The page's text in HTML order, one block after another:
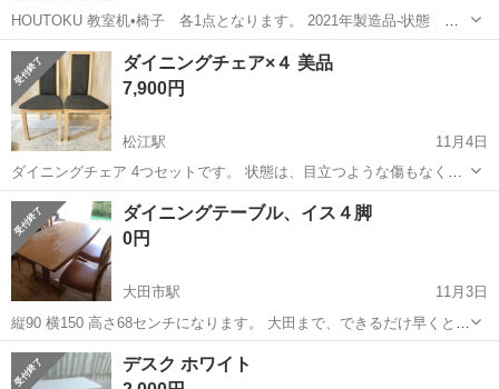
HOUTOKU 教室机•椅子 各1点となります。 2021年製造品-状態 美
品 こちらのお品物は使用感はあるものの、スレキズが少なく、目立っ
た傷や汚れはありません。 型番、サイズは写真3-4枚目に記載 よろし
くお願いいた...
島根 松江市 松江駅 ダイニングセット
ダイニングチェア×４ 美品
7,900円
松江駅
11月4日
ダイニングチェア 4つセットです。 状態は、目立つような傷もなく新
品と余り変わりありません。 奥行もありゆったり座れます。
島根 松江市 松江駅 ダイニングセット ダイニング
ダイニングテーブル、イス４脚
0円
大田市駅
11月3日
縦90 横150 高さ68センチになります。 大田まで、できるだけ早くとり
にきてくれる方を優先させていただきます。 よろしくおねがいしま
す。
島根 大田市 大田市駅 ダイニングセット
デスク ホワイト